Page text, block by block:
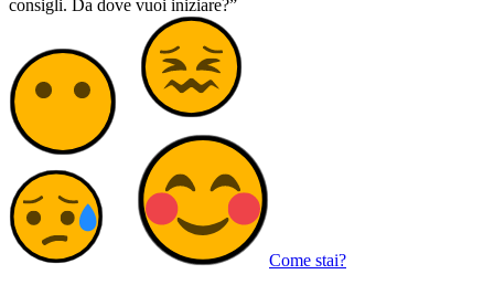
consigli. Da dove vuoi iniziare?”
Come stai?